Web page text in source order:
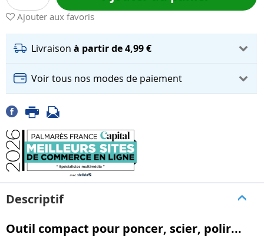
Ajouter aux favoris
Livraison à partir de 4,99 €
Voir tous nos modes de paiement
Descriptif
Outil compact pour poncer, scier, polir...